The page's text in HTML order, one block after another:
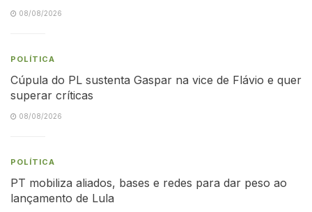
08/08/2026
POLÍTICA
Cúpula do PL sustenta Gaspar na vice de Flávio e quer
superar críticas
08/08/2026
POLÍTICA
PT mobiliza aliados, bases e redes para dar peso ao
lançamento de Lula